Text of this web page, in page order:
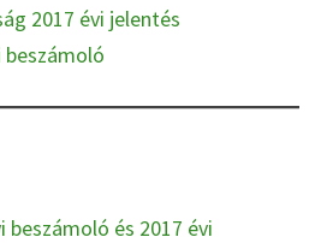
2017 évi jelentés
beszámoló
beszámoló és 2017 évi